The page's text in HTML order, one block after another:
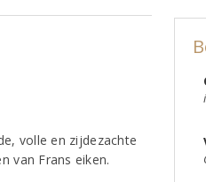
volle en zijdezachte
van Frans eiken.